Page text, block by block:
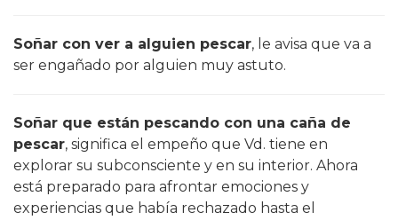
Soñar con ver a alguien pescar, le avisa que va a
ser engañado por alguien muy astuto.
Soñar que están pescando con una caña de
pescar, significa el empeño que Vd. tiene en
explorar su subconsciente y en su interior. Ahora
está preparado para afrontar emociones y
experiencias que había rechazado hasta el